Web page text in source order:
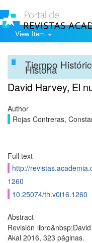
View Item
Tiempo
Historia
David Harvey, El
Author
Rojas Contreras,
Full text
http://
1260
10.25074/th.v0i16.1260
Abstract
Revisión
Akal 2016, 323 páginas.